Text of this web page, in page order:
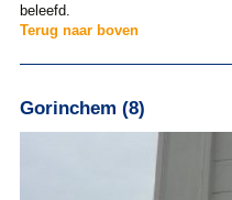
beleefd.
Terug naar boven
Gorinchem (8)